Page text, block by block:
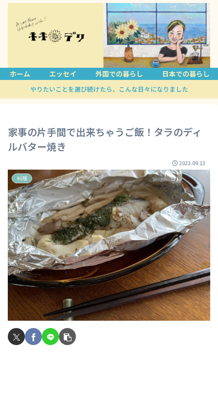
ホーム エッセイ 外国での暮らし 日本での暮らし
やりたいことを選び続けたら、こんな日々になりました
家事の片手間で出来ちゃうご飯！タラのディ
ルバター焼き
2023.09.13
料理